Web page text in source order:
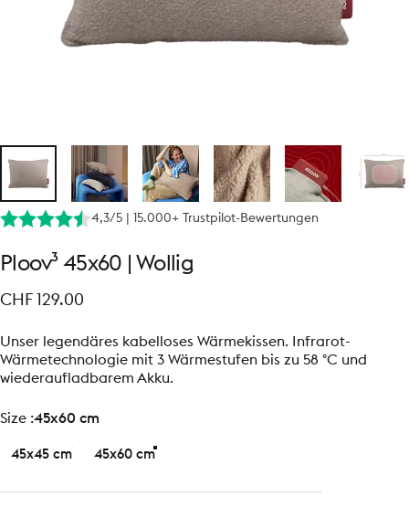
4,3/5 | 15.000+ Trustpilot-Bewertungen
Ploov³ 45x60 Wollig
CHF 129.00
Unser legendäres kabelloses Wärmekissen. Infrarot-
Wärmetechnologie mit 3 Wärmestufen bis zu 58 °C und
wiederaufladbarem Akku.
size
Size :45x60 cm
45x45 cm 45x60 cm